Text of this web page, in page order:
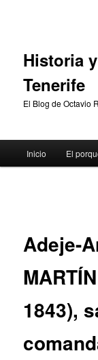
Historia
Tenerife
El Blog de Octavio
principal
Inicio El
Adeje-
1843),